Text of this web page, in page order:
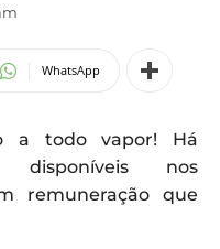
WhatsApp
a todo vapor! Há
disponíveis nos
remuneração que